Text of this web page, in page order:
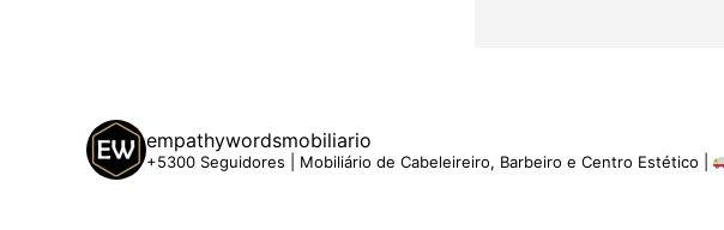
empathywordsmobiliario
+5300 Seguidores | Mobiliário de Cabeleireiro, Barbeiro e Centro Estético |